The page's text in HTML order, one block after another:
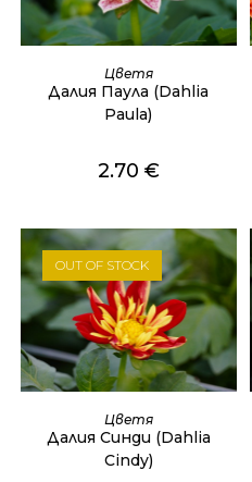
ОЩЕ
Цветя
Далия Паула (Dahlia
Paula)
2.70 €
OUT OF STOCK
ОЩЕ
Цветя
Далия Синди (Dahlia
Cindy)